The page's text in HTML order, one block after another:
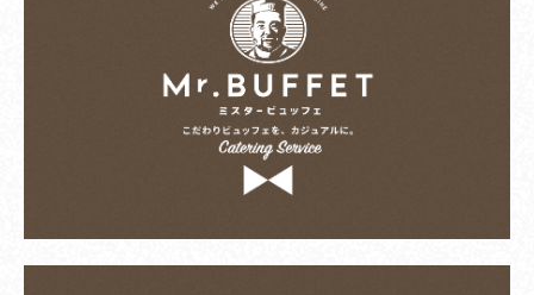
テキストテキストテキストテキスト テキストテ
ストテキストテキスト